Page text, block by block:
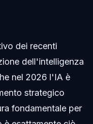
dei recenti
dell'intelligenza
nel 2026 l'IA è
strategico
fondamentale per